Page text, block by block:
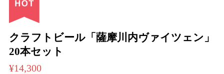
クラフトビール「薩摩川内ヴァイツェン」
20本セット
¥14,300